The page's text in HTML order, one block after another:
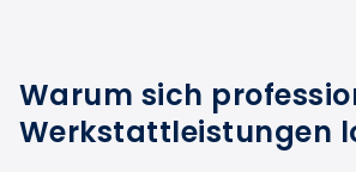
Warum sich
Werkstattleistungen